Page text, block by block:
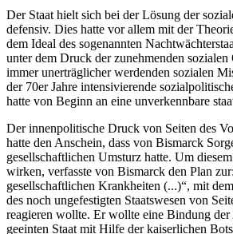
Der Staat hielt sich bei der Lösung der
defensiv. Dies hatte vor allem mit der
dem Ideal des sogenannten
unter dem Druck der zunehmenden sozialen
immer unerträglicher werdenden sozialen
der 70er Jahre intensivierende
hatte von Beginn an eine unverkennbare
Der innenpolitische Druck von Seiten des
hatte den Anschein, dass von Bismarck
gesellschaftlichen Umsturz hatte. Um
wirken, verfasste von Bismarck den Plan
gesellschaftlichen Krankheiten (...)“, mit
des noch ungefestigten Staatswesen von
reagieren wollte. Er wollte eine Bindung der
geeinten Staat mit Hilfe der kaiserlichen